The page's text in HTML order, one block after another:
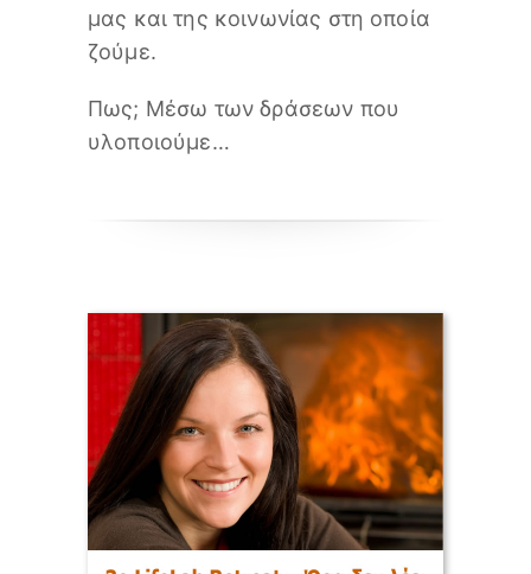
μας και της κοινωνίας στη οποία
ζούμε.
Πως; Μέσω των δράσεων που
υλοποιούμε…